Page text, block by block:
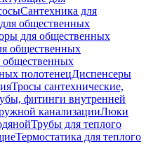
Сантехника для
общественных
для общественных
общественных
общественных
полотенецДиспенсеры
Тросы сантехнические,
фитинги внутренней
канализацииЛюки
Трубы для теплого
Термостатика для теплого